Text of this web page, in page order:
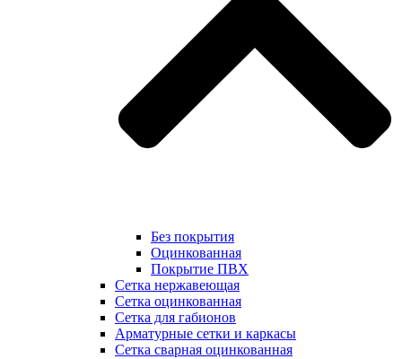
Без покрытия
Оцинкованная
Покрытие ПВХ
Сетка нержавеющая
Сетка оцинкованная
Сетка для габионов
Арматурные сетки и каркасы
Сетка сварная оцинкованная